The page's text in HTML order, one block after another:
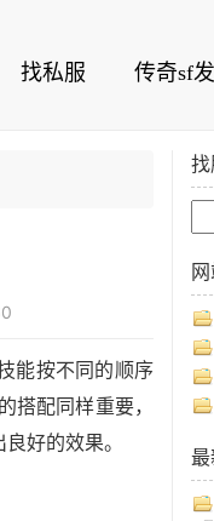
找私服 传奇sf
能按不同的顺序
配同样重要，
好的效果。
找
最